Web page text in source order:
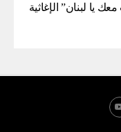
يا لبنان” الإغاثية